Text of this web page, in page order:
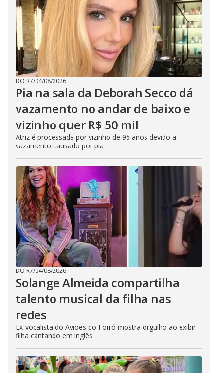
DO R7/04/08/2026
Pia na sala da Deborah Secco dá
vazamento no andar de baixo e
vizinho quer R$ 50 mil
Atriz é processada por vizinho de 96 anos devido a
vazamento causado por pia
DO R7/04/08/2026
Solange Almeida compartilha
talento musical da filha nas
redes
Ex-vocalista do Aviões do Forró mostra orgulho ao exibir
filha cantando em inglês